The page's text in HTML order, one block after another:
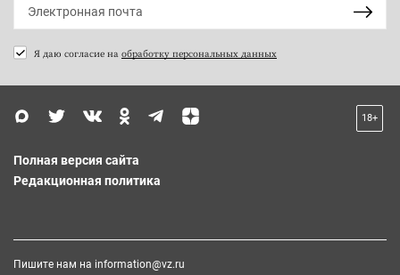
Я даю согласие на обработку персональных данных
18+
Полная версия сайта
Редакционная политика
Пишите нам на information@vz.ru